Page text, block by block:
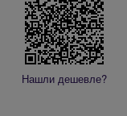
Нашли дешевле?